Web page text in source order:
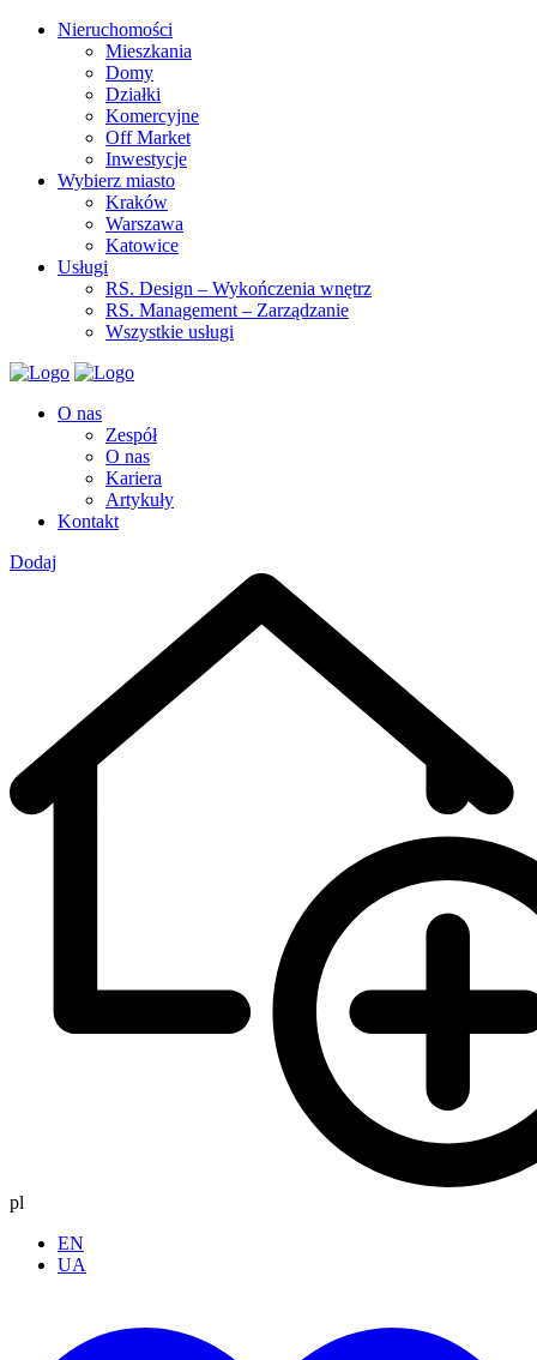
Nieruchomości
Mieszkania
Domy
Działki
Komercyjne
Off Market
Inwestycje
Wybierz miasto
Kraków
Warszawa
Katowice
Usługi
RS. Design – Wykończenia wnętrz
RS. Management – Zarządzanie
Wszystkie usługi
O nas
Zespół
O nas
Kariera
Artykuły
Kontakt
Dodaj
pl
EN
UA